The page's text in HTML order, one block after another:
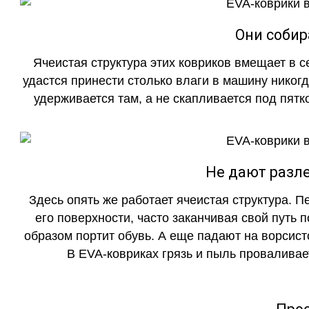
Они
Ячеистая структура этих ковриков вмещает в
удастся принести столько влаги в машину
удерживается там, а не скапливается под
Не дают
Здесь опять же работает ячеистая структура.
его поверхности, часто заканчивая свой
образом портит обувь. А еще падают на
В EVA-ковриках грязь и пыль